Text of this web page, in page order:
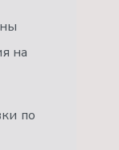
на
по